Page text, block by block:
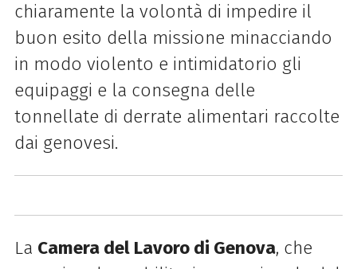
chiaramente la volontà di impedire il
buon esito della missione minacciando
in modo violento e intimidatorio gli
equipaggi e la consegna delle
tonnellate di derrate alimentari raccolte
dai genovesi.
La Camera del Lavoro di Genova, che